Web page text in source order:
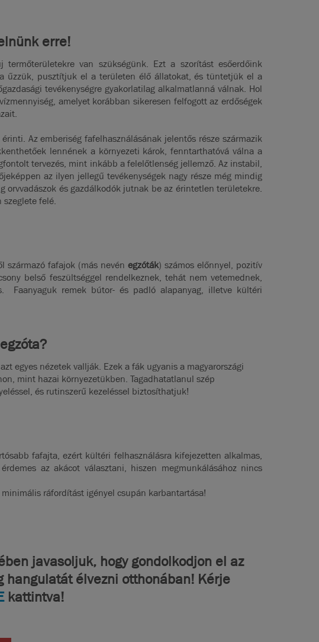
erre!
termőterületekre van szükségünk. Ezt a szorítást esőerdőink
űzzük, pusztítjuk el a területen élő állatokat, és tüntetjük el a
tevékenységre gyakorlatilag alkalmatlanná válnak. Hol
amelyet korábban sikeresen felfogott az erdőségek
Az emberiség fafelhasználásának jelentős része származik
lennének a környezeti károk, fenntarthatóvá válna a
tervezés, mint inkább a felelőtlenség jellemző. Az instabil,
az ilyen jellegű tevékenységek nagy része még mindig
és gazdálkodók jutnak be az érintetlen területekre.
felé.
származó fafajok (más nevénegzóták) számos előnnyel, pozitív
belső feszültséggel rendelkeznek, tehát nem vetemednek,
Faanyaguk remek bútor- és padló alapanyag, illetve kültéri
egyes nézetek vallják. Ezek a fák ugyanis a magyarországi
mint hazai környezetükben. Tagadhatatlanul szép
és rutinszerű kezeléssel biztosíthatjuk!
fafajta, ezért kültéri felhasználásra kifejezetten alkalmas,
az akácot választani, hiszen megmunkálásához nincs
ráfordítást igényel csupán karbantartása!
javasoljuk, hogy gondolkodjon el az
élvezni otthonában! Kérje
kattintva!